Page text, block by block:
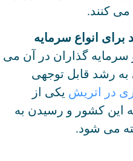
می کنند.
برای انواع سرمایه
گذاران در آن می
به رشد قابل توجهی
در اتریش یکی از
این کشور و رسیدن به
می شود.